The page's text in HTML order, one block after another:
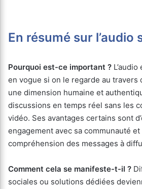
En résumé sur l’audio
Pourquoi est-ce important ?
en vogue si on le regarde au travers
une dimension humaine et
discussions en temps réel sans les
vidéo. Ses avantages certains sont
engagement avec sa communauté
compréhension des messages à
Comment cela se manifeste-t-il ?
sociales ou solutions dédiées